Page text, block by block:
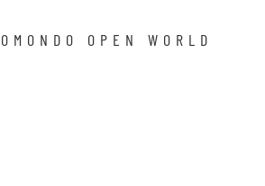
OPEN WORLD